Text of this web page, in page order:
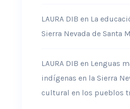
LAURA DIB en La
Sierra Nevada de Santa
LAURA DIB en Lenguas
indígenas en la Sierra
cultural en los pueblos